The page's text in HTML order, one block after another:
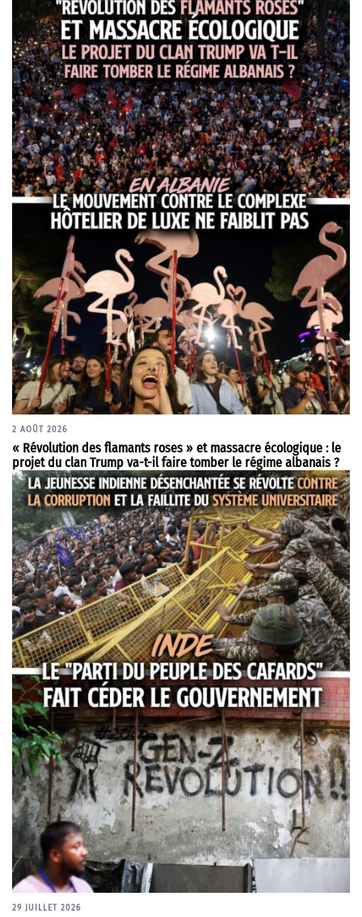
2 AOÛT 2026
« Révolution des flamants roses » et massacre écologique : le
projet du clan Trump va-t-il faire tomber le régime albanais ?
29 JUILLET 2026